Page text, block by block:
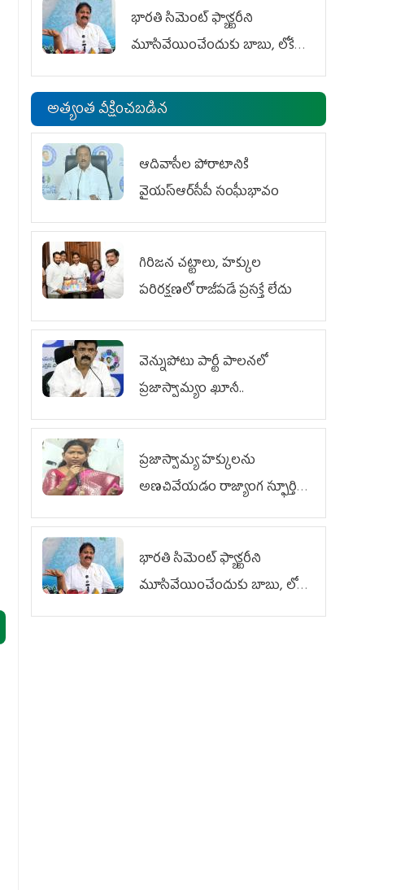
భారతి సిమెంట్ ఫ్యాక్టరీని
మూసివేయించేందుకు బాబు, లోకేశ్
కుట్ర
అత్యంత వీక్షించబడిన
ఆదివాసీల పోరాటానికి
వైయ‌స్ఆర్‌సీపీ సంఘీభావం
గిరిజన చట్టాలు, హక్కుల
పరిరక్షణలో రాజీపడే ప్రసక్తే లేదు
వెన్నుపోటు పార్టీ పాలనలో
ప్రజాస్వామ్యం ఖూనీ..
ప్రజాస్వామ్య హక్కులను
అణచివేయడం రాజ్యాంగ స్ఫూర్తికి
విరుద్ధం
భారతి సిమెంట్ ఫ్యాక్టరీని
మూసివేయించేందుకు బాబు, లోకేశ్
కుట్ర